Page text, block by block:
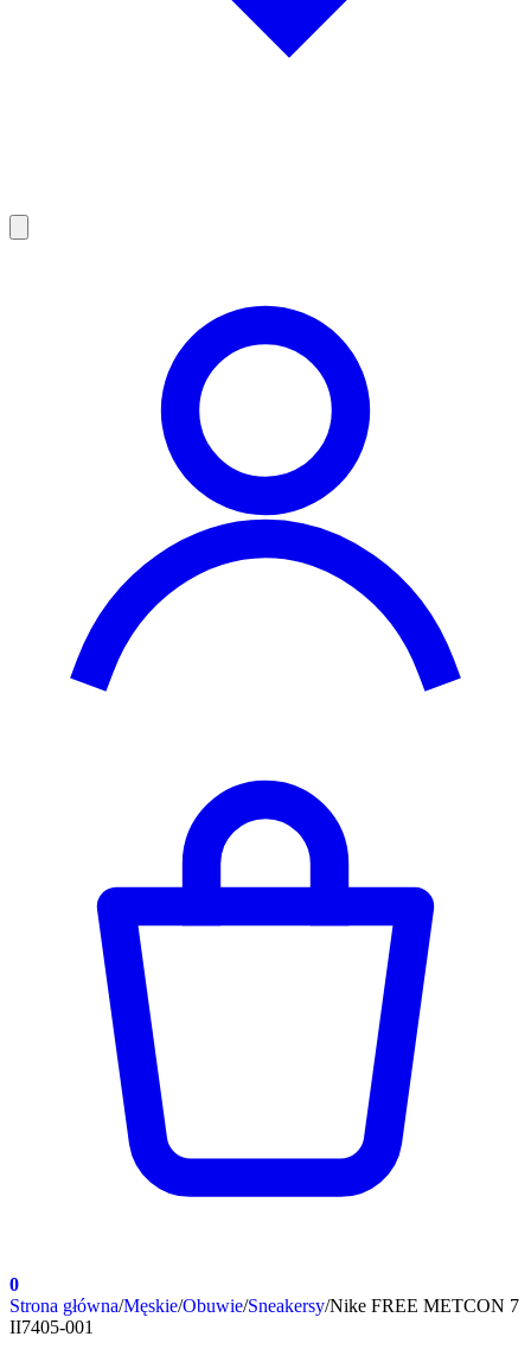
0
Strona główna/Męskie/Obuwie/Sneakersy/Nike FREE METCON 7
II7405-001